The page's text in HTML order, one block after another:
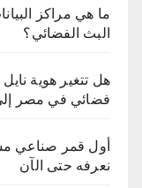
ما هي مراكز
البث الفضائي؟
هل تتغير هوية
فضائي في مصر إلى
أول قمر صناعي
نعرفه حتى الآن